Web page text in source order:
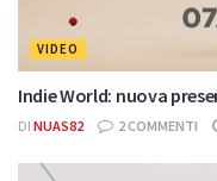
VIDEO
Indie World: nuova
DI NUAS82 2 COMMENTI